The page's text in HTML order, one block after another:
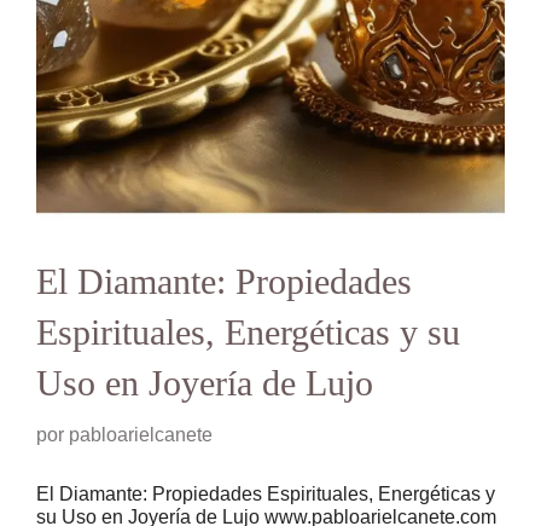
El Diamante: Propiedades
Espirituales, Energéticas y su
Uso en Joyería de Lujo
por pabloarielcanete
El Diamante: Propiedades Espirituales, Energéticas y
su Uso en Joyería de Lujo www.pabloarielcanete.com